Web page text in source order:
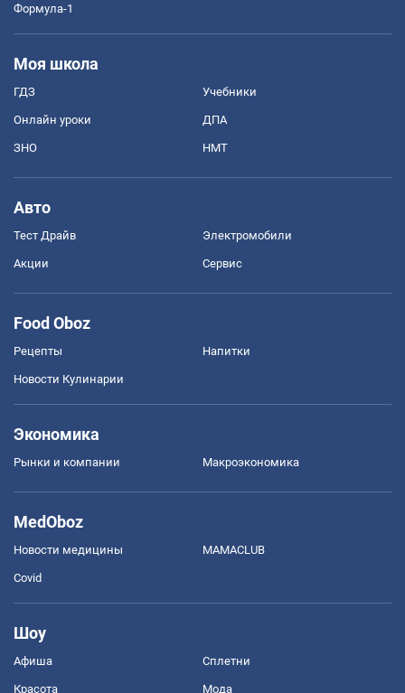
Формула-1
Моя школа
ГДЗ Учебники
Онлайн уроки ДПА
ЗНО НМТ
Авто
Тест Драйв Электромобили
Акции Сервис
Food Oboz
Рецепты Напитки
Новости Кулинарии
Экономика
Рынки и компании Mакроэкономика
MedOboz
Новости медицины MAMACLUB
Covid
Шоу
Афиша Сплетни
Красота Мода